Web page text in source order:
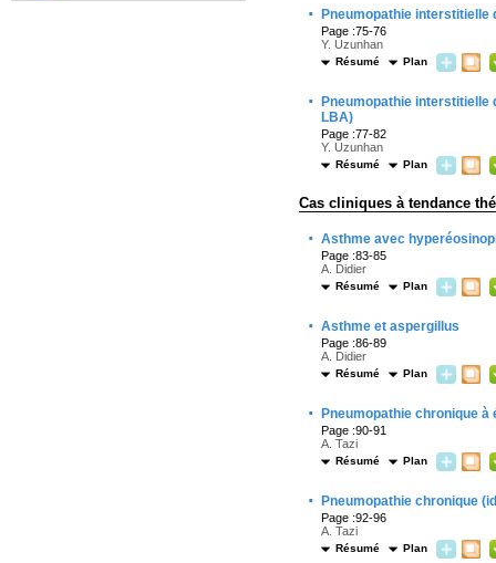
· Pneumopathie
Page :75-76
Y. Uzunhan
Résumé Plan
·
Pneumopathie interstitielle
LBA)
Page :77-82
Y. Uzunhan
Résumé Plan
Cas cliniques à tendance
· Asthme avec
Page :83-85
A. Didier
Résumé Plan
· Asthme et aspergillus
Page :86-89
A. Didier
Résumé Plan
· Pneumopathie chronique à
Page :90-91
A. Tazi
Résumé Plan
· Pneumopathie chronique
Page :92-96
A. Tazi
Résumé Plan